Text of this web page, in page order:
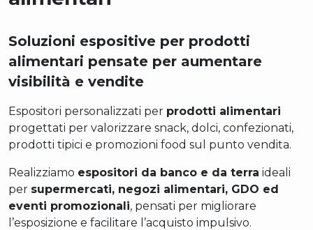
Soluzioni espositive per prodotti
alimentari pensate per aumentare
visibilità e vendite
Espositori personalizzati per prodotti alimentari
progettati per valorizzare snack, dolci, confezionati,
prodotti tipici e promozioni food sul punto vendita.
Realizziamo espositori da banco e da terra ideali
per supermercati, negozi alimentari, GDO ed
eventi promozionali, pensati per migliorare
l’esposizione e facilitare l’acquisto impulsivo.